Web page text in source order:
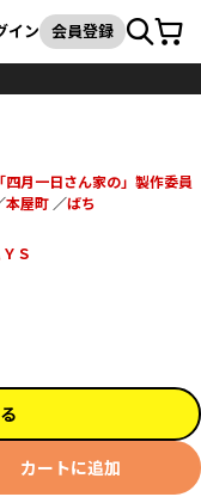
検索
イン 会員登録カート
四月一日さん家の」製作委員
本屋町／ばち
Ｓ
カートに追加